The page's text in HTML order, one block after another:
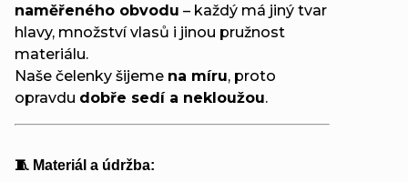
naměřeného obvodu – každý má jiný tvar
hlavy, množství vlasů i jinou pružnost
materiálu.
Naše čelenky šijeme na míru, proto
opravdu dobře sedí a nekloužou.
🧵 Materiál a údržba: